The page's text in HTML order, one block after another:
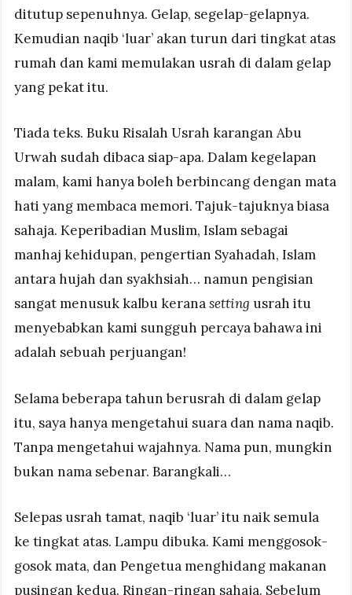
ditutup sepenuhnya. Gelap, segelap-gelapnya.
Kemudian naqib ‘luar’ akan turun dari tingkat atas
rumah dan kami memulakan usrah di dalam gelap
yang pekat itu.
Tiada teks. Buku Risalah Usrah karangan Abu
Urwah sudah dibaca siap-apa. Dalam kegelapan
malam, kami hanya boleh berbincang dengan mata
hati yang membaca memori. Tajuk-tajuknya biasa
sahaja. Keperibadian Muslim, Islam sebagai
manhaj kehidupan, pengertian Syahadah, Islam
antara hujah dan syakhsiah… namun pengisian
sangat menusuk kalbu keranasetting usrah itu
menyebabkan kami sungguh percaya bahawa ini
adalah sebuah perjuangan!
Selama beberapa tahun berusrah di dalam gelap
itu, saya hanya mengetahui suara dan nama naqib.
Tanpa mengetahui wajahnya. Nama pun, mungkin
bukan nama sebenar. Barangkali…
Selepas usrah tamat, naqib ‘luar’ itu naik semula
ke tingkat atas. Lampu dibuka. Kami menggosok-
gosok mata, dan Pengetua menghidang makanan
pusingan kedua. Ringan-ringan sahaja. Sebelum